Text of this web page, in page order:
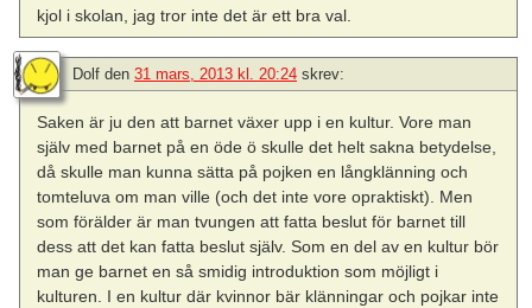
kjol i skolan, jag tror inte det är ett bra val.
Dolf den 31 mars, 2013 kl. 20:24 skrev:
Saken är ju den att barnet växer upp i en kultur. Vore man
själv med barnet på en öde ö skulle det helt sakna betydelse,
då skulle man kunna sätta på pojken en långklänning och
tomteluva om man ville (och det inte vore opraktiskt). Men
som förälder är man tvungen att fatta beslut för barnet till
dess att det kan fatta beslut själv. Som en del av en kultur bör
man ge barnet en så smidig introduktion som möjligt i
kulturen. I en kultur där kvinnor bär klänningar och pojkar inte